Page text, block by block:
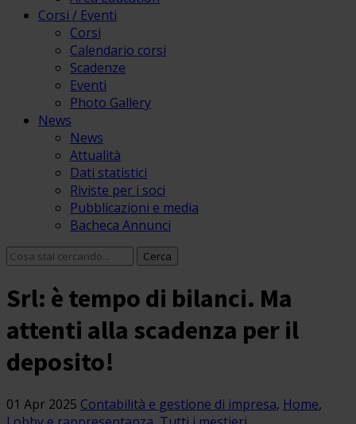
Corsi / Eventi
Corsi
Calendario corsi
Scadenze
Eventi
Photo Gallery
News
News
Attualità
Dati statistici
Riviste per i soci
Pubblicazioni e media
Bacheca Annunci
Srl: è tempo di bilanci. Ma
attenti alla scadenza per il
deposito!
01 Apr 2025 Contabilità e gestione di impresa, Home,